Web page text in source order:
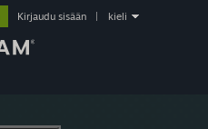
Kirjaudu sisään kieli